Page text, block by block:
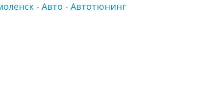
- Авто - Автотюнинг